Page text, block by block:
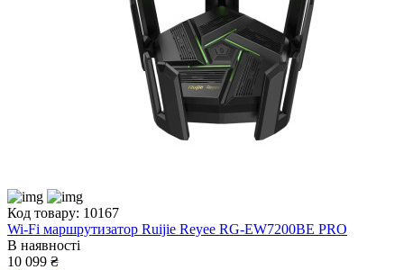
Код товару: 10167
Wi-Fi маршрутизатор Ruijie Reyee RG-EW7200BE PRO
В наявності
10 099 ₴